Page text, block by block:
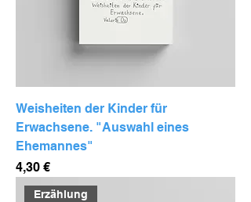
Weisheiten der Kinder für
Erwachsene. "Auswahl eines
Ehemannes"
Preis
4,30 €
Erzählung